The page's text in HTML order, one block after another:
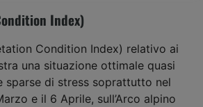
Index)
Condition Index) relativo ai
una situazione ottimale quasi
sparse di stress soprattutto nel
e il 6 Aprile, sull’Arco alpino